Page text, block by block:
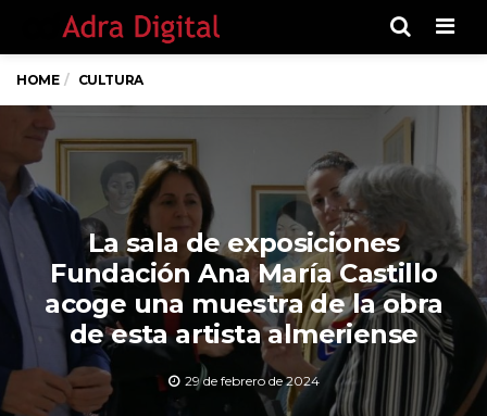
HOME CULTURA
La sala de exposiciones
Fundación Ana María Castillo
acoge una muestra de la obra
de esta artista almeriense
29 de febrero de 2024